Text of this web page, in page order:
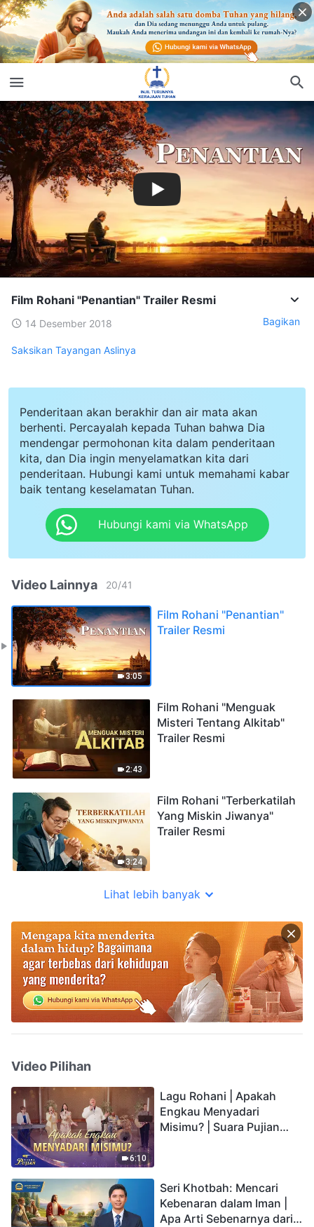
Film Rohani "Penantian" Trailer Resmi
14 Desember 2018 Bagikan
Saksikan Tayangan Aslinya
Penderitaan akan berakhir dan air mata akan
berhenti. Percayalah kepada Tuhan bahwa Dia
mendengar permohonan kita dalam penderitaan
kita, dan Dia ingin menyelamatkan kita dari
penderitaan. Hubungi kami untuk memahami kabar
baik tentang keselamatan Tuhan.
Hubungi kami via WhatsApp
Video Lainnya 20/41
3:05
Film Rohani "Penantian"
Trailer Resmi
2:43
Film Rohani "Menguak
Misteri Tentang Alkitab"
Trailer Resmi
3:24
Film Rohani "Terberkatilah
Yang Miskin Jiwanya"
Trailer Resmi
Lihat lebih banyak
Video Pilihan
6:10
Lagu Rohani | Apakah
Engkau Menyadari
Misimu? | Suara Pujian
Seri Khotbah: Mencari
Kebenaran dalam Iman |
Apa Arti Sebenarnya dari